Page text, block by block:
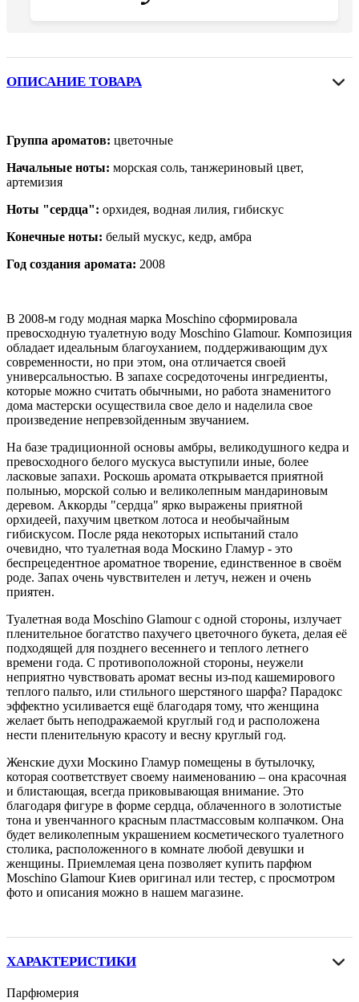
ОПИСАНИЕ ТОВАРА
Группа ароматов: цветочные
Начальные ноты: морская соль, танжериновый цвет,
артемизия
Ноты "сердца": орхидея, водная лилия, гибискус
Конечные ноты: белый мускус, кедр, амбра
Год создания аромата: 2008
В 2008-м году модная марка Moschino сформировала
превосходную туалетную воду Moschino Glamour. Композиция
обладает идеальным благоуханием, поддерживающим дух
современности, но при этом, она отличается своей
универсальностью. В запахе сосредоточены ингредиенты,
которые можно считать обычными, но работа знаменитого
дома мастерски осуществила свое дело и наделила свое
произведение непревзойденным звучанием.
На базе традиционной основы амбры, великодушного кедра и
превосходного белого мускуса выступили иные, более
ласковые запахи. Роскошь аромата открывается приятной
полынью, морской солью и великолепным мандариновым
деревом. Аккорды "сердца" ярко выражены приятной
орхидеей, пахучим цветком лотоса и необычайным
гибискусом. После ряда некоторых испытаний стало
очевидно, что туалетная вода Москино Гламур - это
беспрецедентное ароматное творение, единственное в своём
роде. Запах очень чувствителен и летуч, нежен и очень
приятен.
Туалетная вода Moschino Glamour с одной стороны, излучает
пленительное богатство пахучего цветочного букета, делая её
подходящей для позднего весеннего и теплого летнего
времени года. С противоположной стороны, неужели
неприятно чувствовать аромат весны из-под кашемирового
теплого пальто, или стильного шерстяного шарфа? Парадокс
эффектно усиливается ещё благодаря тому, что женщина
желает быть неподражаемой круглый год и расположена
нести пленительную красоту и весну круглый год.
Женские духи Москино Гламур помещены в бутылочку,
которая соответствует своему наименованию – она красочная
и блистающая, всегда приковывающая внимание. Это
благодаря фигуре в форме сердца, облаченного в золотистые
тона и увенчанного красным пластмассовым колпачком. Она
будет великолепным украшением косметического туалетного
столика, расположенного в комнате любой девушки и
женщины. Приемлемая цена позволяет купить парфюм
Moschino Glamour Киев оригинал или тестер, с просмотром
фото и описания можно в нашем магазине.
ХАРАКТЕРИСТИКИ
Парфюмерия